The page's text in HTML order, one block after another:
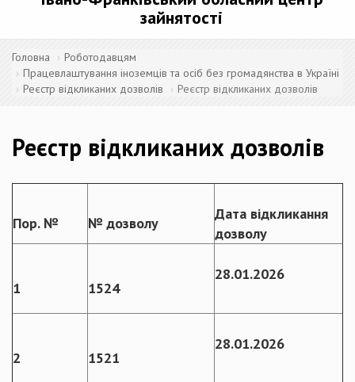
зайнятості
Головна
Роботодавцям
Працевлаштування іноземців та осіб без громадянства в Україні
Реєстр відкликаних дозволів
Реєстр відкликаних дозволів
Реєстр відкликаних дозволів
Пор. № № дозволу
Дата відкликання
дозволу
1 1524
28.01.2026
2 1521
28.01.2026